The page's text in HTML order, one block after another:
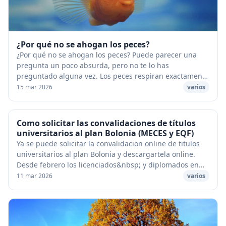
¿Por qué no se ahogan los peces?
¿Por qué no se ahogan los peces? Puede parecer una
pregunta un poco absurda, pero no te lo has
preguntado alguna vez. Los peces respiran exactamente
lo mismo que nosotros, es decir, oxígeno. [caption ...
15 mar 2026 varios
Como solicitar las convalidaciones de títulos
universitarios al plan Bolonia (MECES y EQF)
Ya se puede solicitar la convalidacion online de titulos
universitarios al plan Bolonia y descargartela online.
Desde febrero los licenciados&nbsp; y diplomados en
cualquier titulación universitaria o...
11 mar 2026 varios